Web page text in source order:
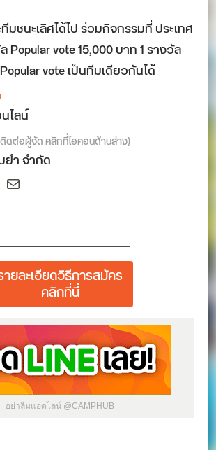
ทีมชนะเลิศได้ไป ร่วมกิจกรรมที่ ประเทศ
Popular vote 15,000 บาท 1 รางวัล
vote เป็นทีมเดียวกันได้
ไลน์
ดต่อผู้จัด คลิกที่ไอคอนด้านล่าง)
ยำ จำกัด
Mail
ยละเอียดวิธีการสมัคร
คลิกที่นี่
อย่าลืมแอดไลน์ @CAMPHUB